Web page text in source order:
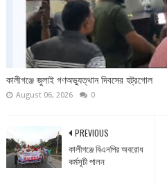
কালীগঞ্জে জুলাই গণঅভ্যুত্থান দিবসের হট্রগোল
August 06, 2026 0
PREVIOUS
কালীগঞ্জে বিএনপির অবরোধ
কর্মসূচী পালন